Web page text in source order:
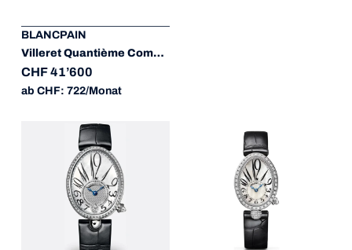
BLANCPAIN
Villeret Quantième Complet
CHF 41’600
ab CHF: 722/Monat